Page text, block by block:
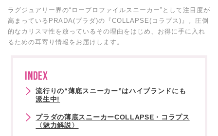
ラグジュアリー界の“ロープロファイルスニーカー”として注目度が
高まっているPRADA(プラダ)の『COLLAPSE(コラプス)』。圧倒
的なカリスマ性を放っているその理由をはじめ、お得に手に入れ
るための耳寄り情報をお届けします。
INDEX
流行りの“薄底スニーカー”はハイブランドにも
派生中!
プラダの薄底スニーカーCOLLAPSE・コラプス
〈魅力解説〉